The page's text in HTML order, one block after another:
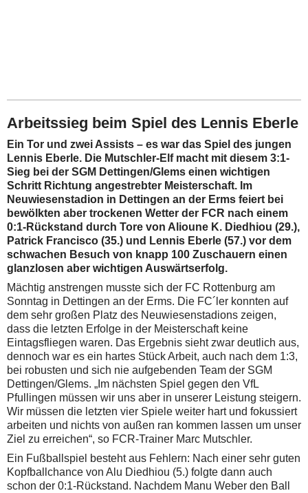
Arbeitssieg beim Spiel des Lennis Eberle
Ein Tor und zwei Assists – es war das Spiel des jungen
Lennis Eberle. Die Mutschler-Elf macht mit diesem 3:1-
Sieg bei der SGM Dettingen/Glems einen wichtigen
Schritt Richtung angestrebter Meisterschaft. Im
Neuwiesenstadion in Dettingen an der Erms feiert bei
bewölkten aber trockenen Wetter der FCR nach einem
0:1-Rückstand durch Tore von Alioune K. Diedhiou (29.),
Patrick Francisco (35.) und Lennis Eberle (57.) vor dem
schwachen Besuch von knapp 100 Zuschauern einen
glanzlosen aber wichtigen Auswärtserfolg.
Mächtig anstrengen musste sich der FC Rottenburg am
Sonntag in Dettingen an der Erms. Die FC´ler konnten auf
dem sehr großen Platz des Neuwiesenstadions zeigen,
dass die letzten Erfolge in der Meisterschaft keine
Eintagsfliegen waren. Das Ergebnis sieht zwar deutlich aus,
dennoch war es ein hartes Stück Arbeit, auch nach dem 1:3,
bei robusten und sich nie aufgebenden Team der SGM
Dettingen/Glems. „Im nächsten Spiel gegen den VfL
Pfullingen müssen wir uns aber in unserer Leistung steigern.
Wir müssen die letzten vier Spiele weiter hart und fokussiert
arbeiten und nichts von außen ran kommen lassen um unser
Ziel zu erreichen“, so FCR-Trainer Marc Mutschler.
Ein Fußballspiel besteht aus Fehlern: Nach einer sehr guten
Kopfballchance von Alu Diedhiou (5.) folgte dann auch
schon der 0:1-Rückstand. Nachdem Manu Weber den Ball